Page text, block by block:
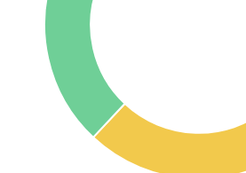
83000 - Toulon
38000 - Grenoble